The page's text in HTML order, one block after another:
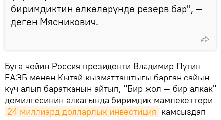
биримдиктин өлкөлөрүндө резерв бар", —
деген Мясникович.
Буга чейин Россия президенти Владимир Путин
ЕАЭБ менен Кытай кызматташтыгы барган сайын
күч алып баратканын айтып, "Бир жол — бир алкак"
демилгесинин алкагында биримдик мамлекеттери
24 миллиард долларлык инвестиция камсыздап